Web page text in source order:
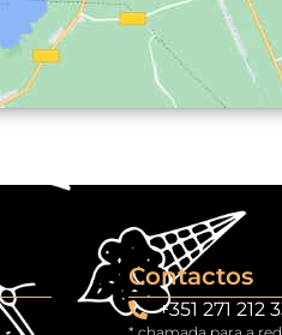
Contactos
+351 271 212